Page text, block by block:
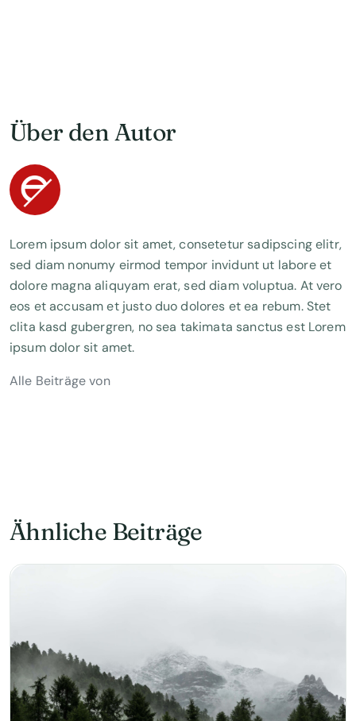
Über den Autor
Lorem ipsum dolor sit amet, consetetur sadipscing elitr,
sed diam nonumy eirmod tempor invidunt ut labore et
dolore magna aliquyam erat, sed diam voluptua. At vero
eos et accusam et justo duo dolores et ea rebum. Stet
clita kasd gubergren, no sea takimata sanctus est Lorem
ipsum dolor sit amet.
Alle Beiträge von
Ähnliche Beiträge